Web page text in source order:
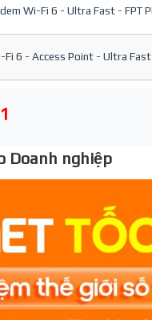
Wi-Fi 6 - Ultra Fast - FPT
Fi 6 - Access Point - Ultra Fast
Doanh nghiệp